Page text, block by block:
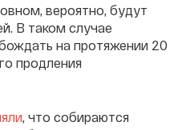
вероятно, будут
В таком случае
на протяжении 20
продления
, что собираются